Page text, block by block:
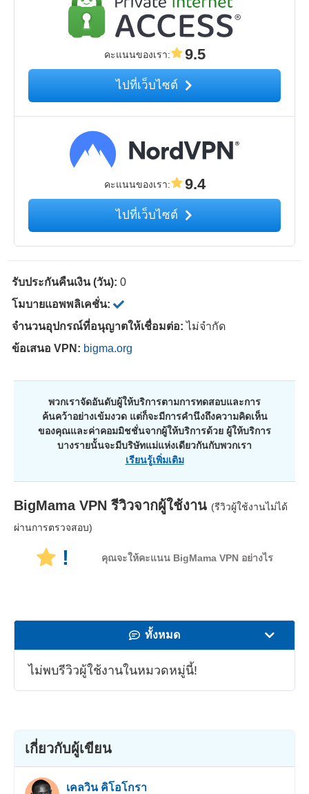
คะแนนของเรา: 9.5
ไปที่เว็บไซต์
คะแนนของเรา: 9.4
ไปที่เว็บไซต์
รับประกันคืนเงิน (วัน): 0
โมบายแอพพลิเคชั่น:
จำนวนอุปกรณ์ที่อนุญาตให้เชื่อมต่อ:ไม่จำกัด
ข้อเสนอ VPN: bigma.org
พวกเราจัดอันดับผู้ให้บริการตามการทดสอบและการ
ค้นคว้าอย่างเข้มงวด แต่ก็จะมีการคำนึงถึงความคิดเห็น
ของคุณและค่าคอมมิชชั่นจากผู้ให้บริการด้วย ผู้ให้บริการ
บางรายนั้นจะมีบริษัทแม่แห่งเดียวกันกับพวกเรา
เรียนรู้เพิ่มเติม
BigMama VPN รีวิวจากผู้ใช้งาน (รีวิวผู้ใช้งานไม่ได้
ผ่านการตรวจสอบ)
! คุณจะให้คะแนน BigMama VPN อย่างไร
ทั้งหมด
ความเร็ว
สตรีมมิ่ง
ไม่พบรีวิวผู้ใช้งานในหมวดหมู่นี้!
เกี่ยวกับผู้เขียน
เคลวิน คิโอโกรา